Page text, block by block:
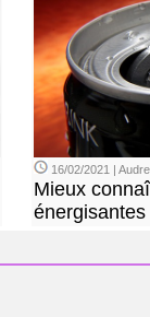
16/02/2021 |
Mieux
énergisantes